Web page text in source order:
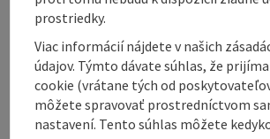
Arrival
Suitability
Accessibility
prostriedky.
Viac informácií nájdete v našich
údajov. Týmto dávate súhlas, že
cookie (vrátane tých od
môžete spravovať prostredníctvom
nastavení. Tento súhlas môžete